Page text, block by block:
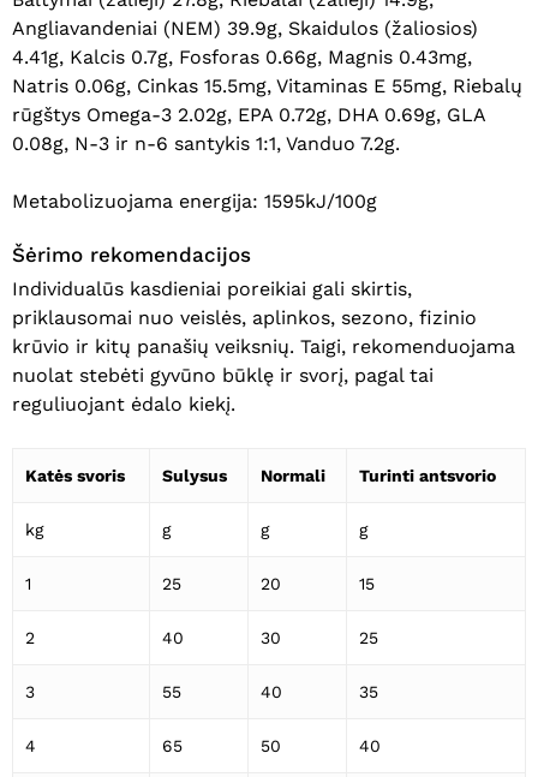
Krepšelyje nėra produktų.
Eiti Į Parduotuvę
Angliavandeniai (NEM) 39.9g, Skaidulos (žaliosios)
4.41g, Kalcis 0.7g, Fosforas 0.66g, Magnis 0.43mg,
Natris 0.06g, Cinkas 15.5mg, Vitaminas E 55mg, Riebalų
rūgštys Omega-3 2.02g, EPA 0.72g, DHA 0.69g, GLA
0.08g, N-3 ir n-6 santykis 1:1, Vanduo 7.2g.
Metabolizuojama energija: 1595kJ/100g
Šėrimo rekomendacijos
Individualūs kasdieniai poreikiai gali skirtis,
priklausomai nuo veislės, aplinkos, sezono, fizinio
krūvio ir kitų panašių veiksnių. Taigi, rekomenduojama
nuolat stebėti gyvūno būklę ir svorį, pagal tai
reguliuojant ėdalo kiekį.
Katės svoris Sulysus Normali Turinti antsvorio
kg g g g
1 25 20 15
2 40 30 25
3 55 40 35
4 65 50 40